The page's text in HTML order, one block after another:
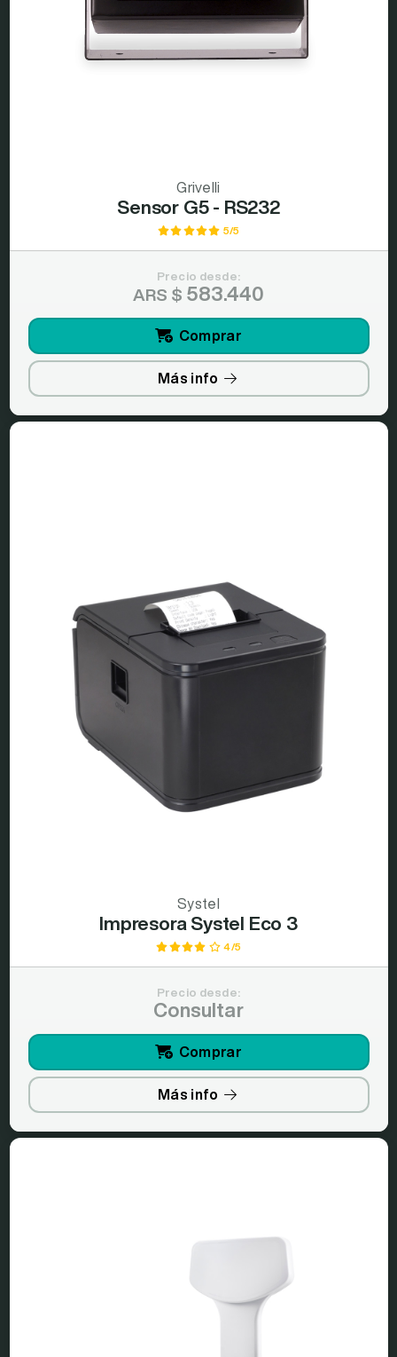
Grivelli
Sensor G5 - RS232
5/5
Precio desde:
ARS $ 583.440
Comprar
Más info
Systel
Impresora Systel Eco 3
4/5
Precio desde:
Consultar
Comprar
Más info